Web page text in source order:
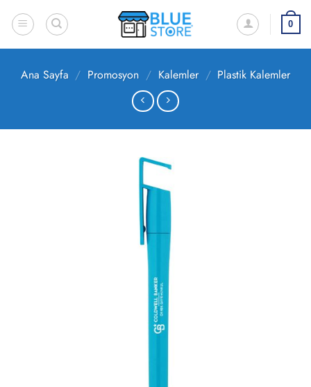
atla
0
Ana Sayfa / Promosyon / Kalemler / Plastik Kalemler